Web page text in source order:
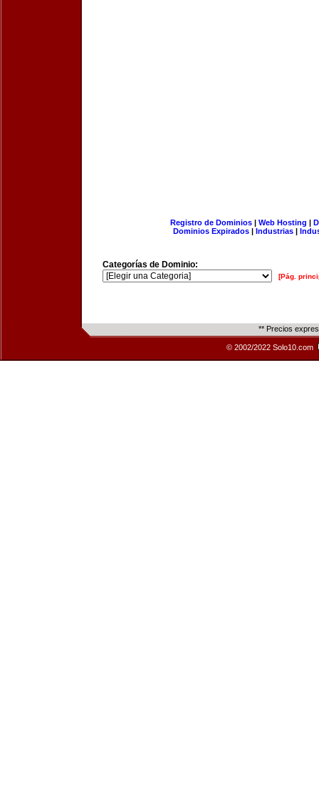
Registro de Dominios| Web Hosting |
Dominios Expirados | Industrias |
Categorías de Dominio:
[Pág.
** Precios
© 2002/2022 Solo10.com